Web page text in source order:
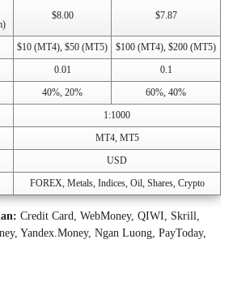
$8.00 $7.87
$10 (MT4), $50 (MT5)
$100 (MT4), $200 (MT5)
0.01
0.1
40%, 20%
60%, 40%
1:1000
MT4, MT5
USD
FOREX, Metals, Indices, Oil, Shares, Crypto
Credit Card, WebMoney, QIWI, Skrill,
Yandex.Money, Ngan Luong, PayToday,